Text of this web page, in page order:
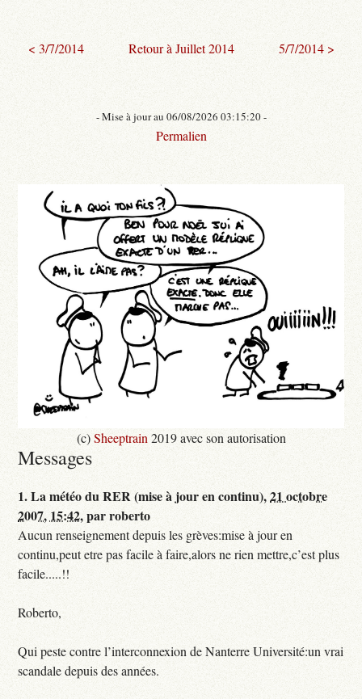
< 3/7/2014 Retour à Juillet 2014 5/7/2014 >
- Mise à jour au 06/08/2026 03:15:20 -
Permalien
(c)Sheeptrain 2019 avec son autorisation
Messages
1.La météo du RER (mise à jour en continu),21 octobre
2007, 15:42,parroberto
Aucun renseignement depuis les grèves:mise à jour en
continu,peut etre pas facile à faire,alors ne rien mettre,c’est plus
facile.....!!
Roberto,
Qui peste contre l’interconnexion de Nanterre Université:un vrai
scandale depuis des années.